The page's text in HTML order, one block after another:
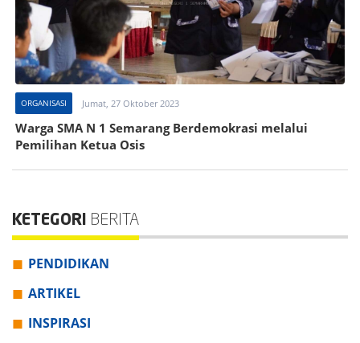
ORGANISASI Jumat, 27 Oktober 2023
Warga SMA N 1 Semarang Berdemokrasi melalui
Pemilihan Ketua Osis
KETEGORI BERITA
PENDIDIKAN
ARTIKEL
INSPIRASI